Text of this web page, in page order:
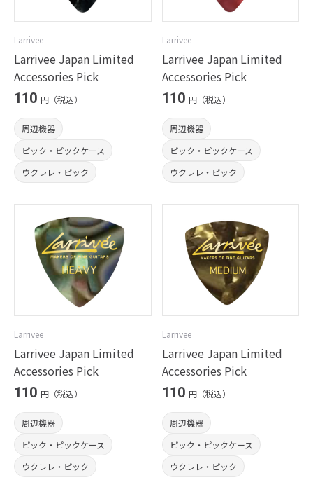
Larrivee
Larrivee Japan Limited
Accessories Pick
110 円（税込）
周辺機器
ピック・ピックケース
ウクレレ・ピック
Larrivee
Larrivee Japan Limited
Accessories Pick
110 円（税込）
周辺機器
ピック・ピックケース
ウクレレ・ピック
Larrivee
Larrivee Japan Limited
Accessories Pick
110 円（税込）
周辺機器
ピック・ピックケース
ウクレレ・ピック
Larrivee
Larrivee Japan Limited
Accessories Pick
110 円（税込）
周辺機器
ピック・ピックケース
ウクレレ・ピック